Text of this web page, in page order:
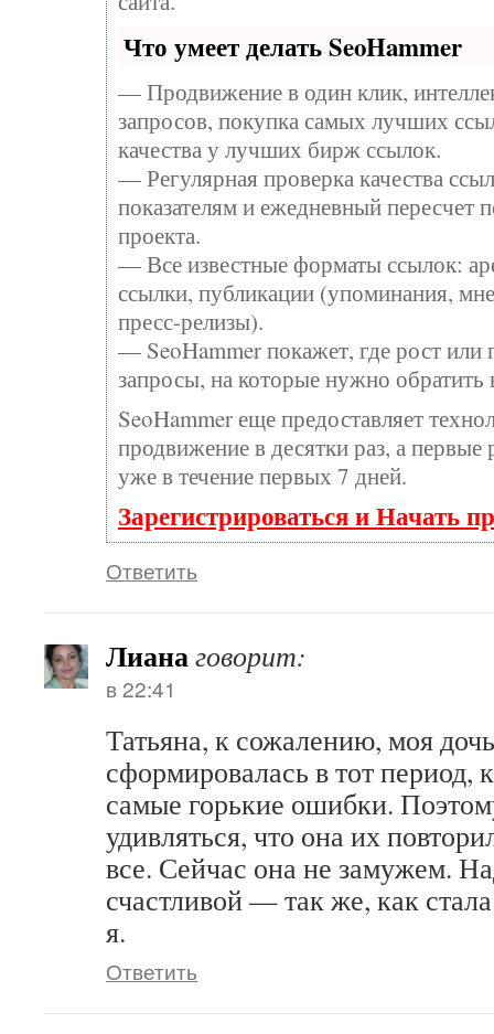
Что умеет делать SeoHammer
— Продвижение в один клик,
запросов, покупка самых лучших
качества у лучших бирж ссылок.
— Регулярная проверка качества
показателям и ежедневный пересчет
проекта.
— Все известные форматы ссылок:
ссылки, публикации (упоминания,
пресс-релизы).
— SeoHammer покажет, где рост или
запросы, на которые нужно обратить
SeoHammer еще предоставляет
продвижение в десятки раз, а первые
уже в течение первых 7 дней.
Зарегистрироваться и Начать
Ответить
Лианаговорит:
в 22:41
Татьяна, к сожалению, моя
сформировалась в тот период,
самые горькие ошибки.
удивляться, что она их
все. Сейчас она не замужем.
счастливой — так же, как
я.
Ответить